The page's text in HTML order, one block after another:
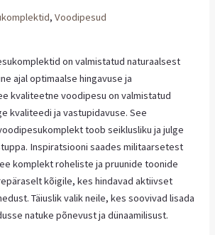
,Voodipesud
on valmistatud naturaalsest
ajal optimaalse hingavuse ja
kvaliteetne voodipesu on valmistatud
kvaliteedi ja vastupidavuse. See
toob seiklusliku ja julge
Inspiratsiooni saades militaarsetest
komplekt roheliste ja pruunide toonide
kõigile, kes hindavad aktiivset
Täiuslik valik neile, kes soovivad lisada
natuke põnevust ja dünaamilisust.